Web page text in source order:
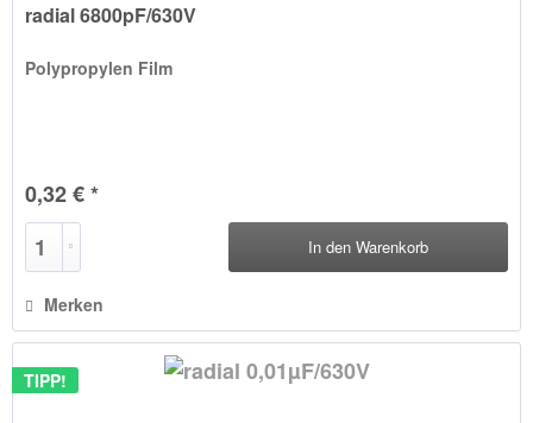
radial 6800pF/630V
Polypropylen Film
0,32 € *
In den Warenkorb
Merken
TIPP!